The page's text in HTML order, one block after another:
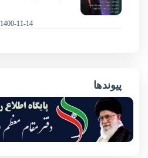
1400-11-14
پیوندها